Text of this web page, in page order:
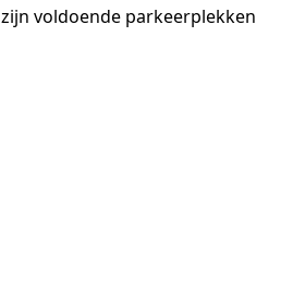
voldoende parkeerplekken